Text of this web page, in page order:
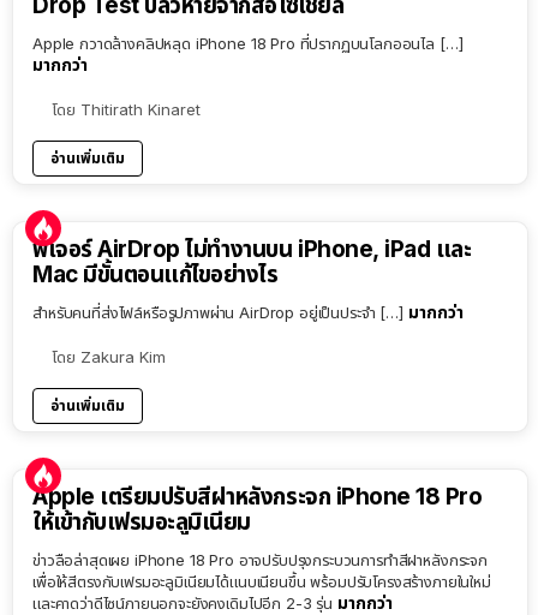
Drop Test ปลิวหายจากสื่อโซเชียล
Apple กวาดล้างคลิปหลุด iPhone 18 Pro ที่ปรากฏบนโลกออนไล […]
มากกว่า
โดย Thitirath Kinaret
อ่านเพิ่มเติม
ฟีเจอร์ AirDrop ไม่ทำงานบน iPhone, iPad และ
Mac มีขั้นตอนแก้ไขอย่างไร
สำหรับคนที่ส่งไฟล์หรือรูปภาพผ่าน AirDrop อยู่เป็นประจำ […] มากกว่า
โดย Zakura Kim
อ่านเพิ่มเติม
Apple เตรียมปรับสีฝาหลังกระจก iPhone 18 Pro
ให้เข้ากับเฟรมอะลูมิเนียม
ข่าวลือล่าสุดเผย iPhone 18 Pro อาจปรับปรุงกระบวนการทำสีฝาหลังกระจก
เพื่อให้สีตรงกับเฟรมอะลูมิเนียมได้แนบเนียนขึ้น พร้อมปรับโครงสร้างภายในใหม่
และคาดว่าดีไซน์ภายนอกจะยังคงเดิมไปอีก 2-3 รุ่น มากกว่า